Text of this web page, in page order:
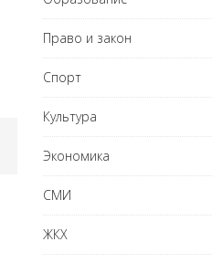
Право и закон
Спорт
Культура
Экономика
СМИ
ЖКХ